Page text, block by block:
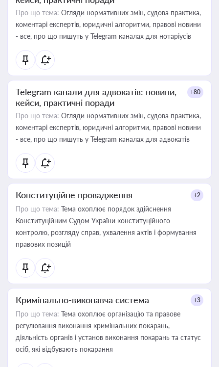
Про що тема: Огляди нормативних змін, судова практика,
коментарі експертів, юридичні алгоритми, правові новини
- все, про що пишуть у Telegram каналах для нотаріусів
Telegram канали для адвокатів: новини,
кейси, практичні поради
+80
Про що тема: Огляди нормативних змін, судова практика,
коментарі експертів, юридичні алгоритми, правові новини
- все, про що пишуть у Telegram каналах для адвокатів
Конституційне провадження +2
Про що тема: Тема охоплює порядок здійснення
Конституційним Судом України конституційного
контролю, розгляду справ, ухвалення актів і формування
правових позицій
Кримінально-виконавча система +3
Про що тема: Тема охоплює організацію та правове
регулювання виконання кримінальних покарань,
діяльність органів і установ виконання покарань та статус
осіб, які відбувають покарання